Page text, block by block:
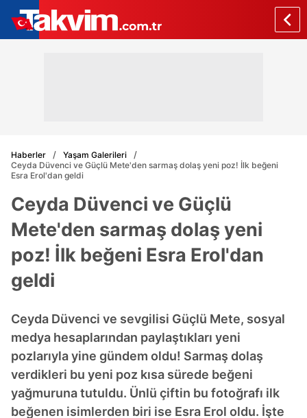
Haberler
Yaşam Galerileri
Ceyda Düvenci ve Güçlü Mete'den sarmaş dolaş yeni poz! İlk beğeni
Esra Erol'dan geldi
Ceyda Düvenci ve Güçlü
Mete'den sarmaş dolaş yeni
poz! İlk beğeni Esra Erol'dan
geldi
Ceyda Düvenci ve sevgilisi Güçlü Mete, sosyal
medya hesaplarından paylaştıkları yeni
pozlarıyla yine gündem oldu! Sarmaş dolaş
verdikleri bu yeni poz kısa sürede beğeni
yağmuruna tutuldu. Ünlü çiftin bu fotoğrafı ilk
beğenen isimlerden biri ise Esra Erol oldu. İşte